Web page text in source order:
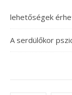
lehetőségek
A serdülőkor